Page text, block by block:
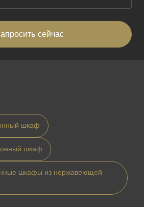
сейчас
шкаф
шкаф
шкафы из нержавеющей